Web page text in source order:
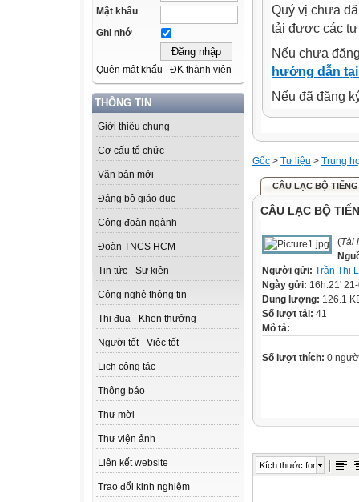
Mật khẩu
Ghi nhớ
Quên mật khẩu ĐK thành viên
THÔNG TIN
Giới thiệu chung
Cơ cấu tổ chức
Văn bản mới
Đảng bộ giáo dục
Công đoàn ngành
Đoàn TNCS HCM
Tin tức - Sự kiện
Công nghệ thông tin
Thi đua - Khen thưởng
Người tốt - Việc tốt
Lịch công tác
Thông báo
Thư mời
Thư viện ảnh
Liên kết website
Trao đổi kinh nghiệm
Quý vị chưa
tải được các
Nếu chưa
hướng dẫn
Nếu đã đăng
Gốc > Tư liệu > Trung
CÂU LẠC BỘ
CÂU LẠC BỘ
(Tài
Người gửi: Trần Thị
Ngày gửi: 16h:21'
Dung lượng: 126.1
Số lượt tải: 41
Mô tả:
Số lượt thích: 0
Kích thước font